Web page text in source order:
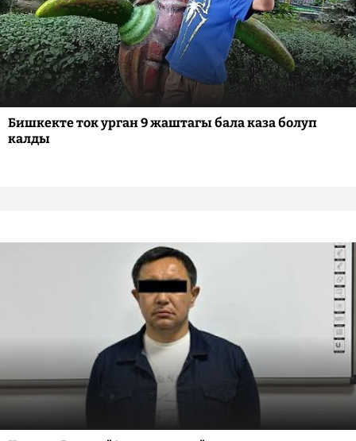
Бишкекте ток урган 9 жаштагы бала каза болуп
калды